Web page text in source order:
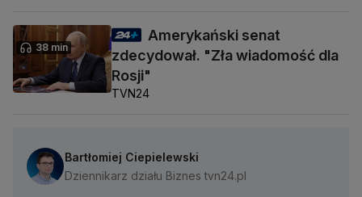
38 min
Amerykański senat
zdecydował. "Zła wiadomość dla
Rosji"
TVN24
Bartłomiej Ciepielewski
Dziennikarz działu Biznes tvn24.pl